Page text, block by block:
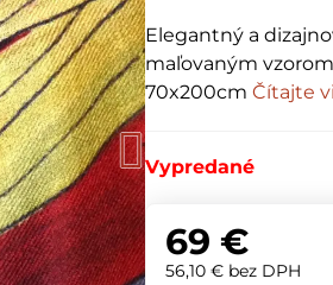
Elegantný a
maľovaným
70x200cmČítajte
Vypredané
69 €
56,10 € bez DPH